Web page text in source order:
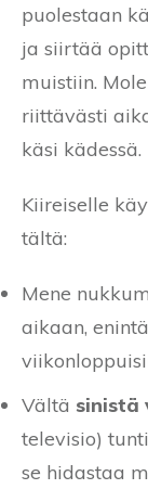
puolestaan
ja siirtää
muistiin.
riittävästi
käsi kädessä.
Kiireiselle
tältä:
Mene
aikaan,
Vältä sinistä
televisio)
se hidastaa